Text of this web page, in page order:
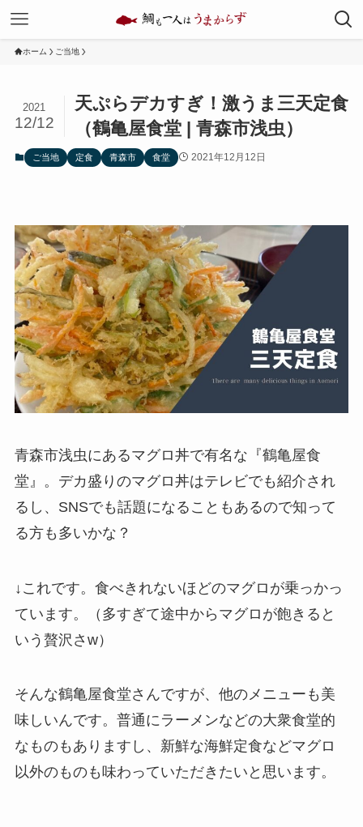
ホーム ご当地
天ぷらデカすぎ！激うま三天定食
（鶴亀屋食堂 | 青森市浅虫）
2021
12/12
ご当地 定食 青森市 食堂 2021年12月12日
青森市浅虫にあるマグロ丼で有名な『鶴亀屋食
堂』。デカ盛りのマグロ丼はテレビでも紹介され
るし、SNSでも話題になることもあるので知って
る方も多いかな？
↓これです。食べきれないほどのマグロが乗っかっ
ています。（多すぎて途中からマグロが飽きると
いう贅沢さw）
そんな鶴亀屋食堂さんですが、他のメニューも美
味しいんです。普通にラーメンなどの大衆食堂的
なものもありますし、新鮮な海鮮定食などマグロ
以外のものも味わっていただきたいと思います。